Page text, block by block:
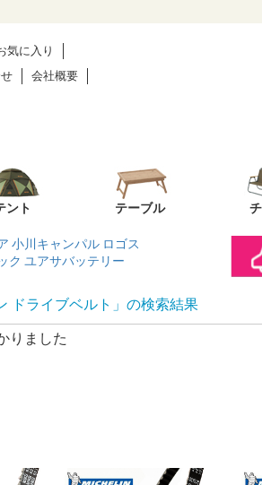
気に入り
会社概要
ント テーブル
小川キャンパル ロゴス
ク ユアサバッテリー
ドライブベルト」の検索結果
りました